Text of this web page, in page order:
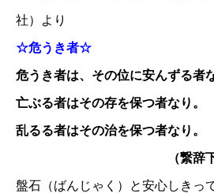
社）より
☆危うき者☆
危うき者は、その位に安んずる者
亡ぶる者はその存を保つ者なり。
乱るる者はその治を保つ者なり。
（繋辞下伝
盤石（ばんじゃく）と安心しきっ